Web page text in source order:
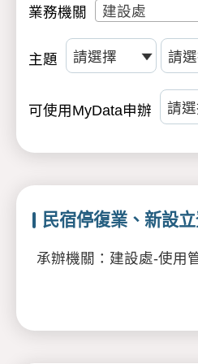
業務機關 建設處
主題
可使用MyData申辦
民宿停復業、新設
承辦機關：建設處-使用